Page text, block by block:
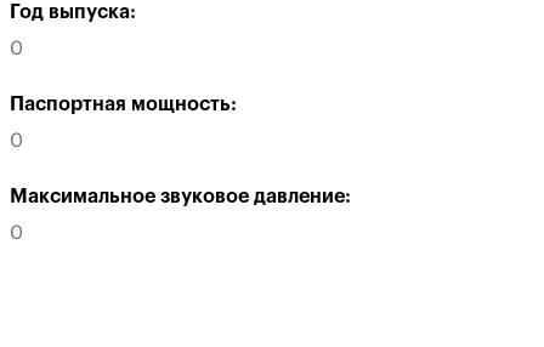
Год выпуска:
0
Паспортная мощность:
0
Максимальное звуковое давление:
0